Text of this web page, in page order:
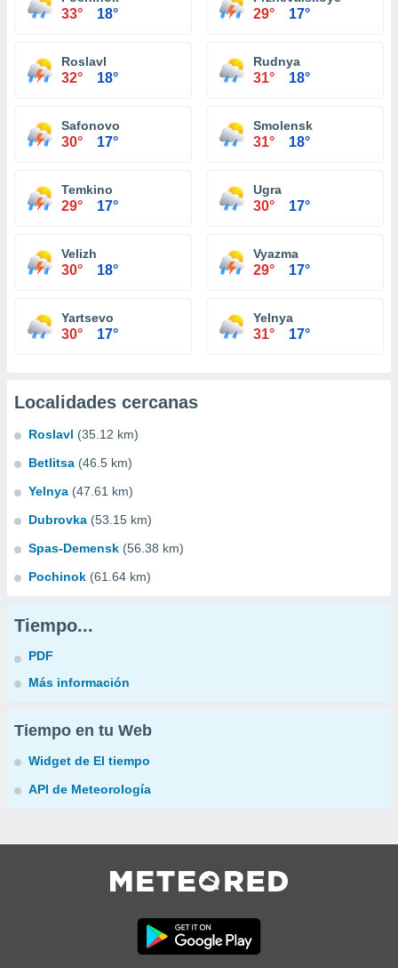
33° 18° 29° 17°
Roslavl
32° 18°
Rudnya
31° 18°
Safonovo
30° 17°
Smolensk
31° 18°
Temkino
29° 17°
Ugra
30° 17°
Velizh
30° 18°
Vyazma
29° 17°
Yartsevo
30° 17°
Yelnya
31° 17°
Localidades cercanas
Roslavl (35.12 km)
Betlitsa (46.5 km)
Yelnya (47.61 km)
Dubrovka (53.15 km)
Spas-Demensk (56.38 km)
Pochinok (61.64 km)
Tiempo...
PDF
Más información
Tiempo en tu Web
Widget de El tiempo
API de Meteorología